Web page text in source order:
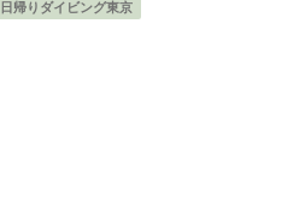
日帰りダイビング東京